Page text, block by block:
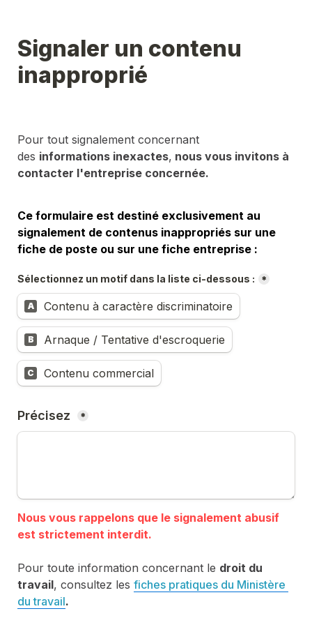
Signaler un contenu
inapproprié
Pour tout signalement concernant
des informations inexactes, nous vous invitons à
contacter l'entreprise concernée.
Ce formulaire est destiné exclusivement au
signalement de contenus inappropriés sur une
fiche de poste ou sur une fiche entreprise :
Sélectionnez un motif dans la liste ci-dessous : *
A Contenu à caractère discriminatoire
B Arnaque / Tentative d'escroquerie
C Contenu commercial
Précisez *
Nous vous rappelons que le signalement abusif
Pour toute information concernant le droit du
travail, consultez les fiches pratiques du Ministère
du travail